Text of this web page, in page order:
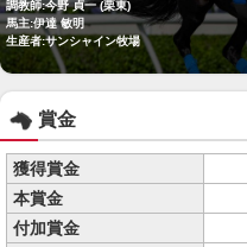
調教師:今野 貞一 (栗東)
馬主:伊達 敏明
生産者:サンシャイン牧場
賞金
獲得賞金
本賞金
付加賞金